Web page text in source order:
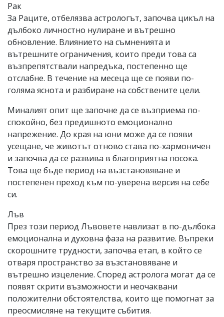
Рак
За Раците, отбелязва астрологът, започва цикъл на
дълбоко личностно нулиране и вътрешно
обновление. Влиянието на съмненията и
вътрешните ограничения, които преди това са
възпрепятствали напредъка, постепенно ще
отслабне. В течение на месеца ще се появи по-
голяма яснота и разбиране на собствените цели.
Миналият опит ще започне да се възприема по-
спокойно, без предишното емоционално
напрежение. До края на юни може да се появи
усещане, че животът отново става по-хармоничен
и започва да се развива в благоприятна посока.
Това ще бъде период на възстановяване и
постепенен преход към по-уверена версия на себе
си.
Лъв
През този период Лъвовете навлизат в по-дълбока
емоционална и духовна фаза на развитие. Въпреки
скорошните трудности, започва етап, в който се
отваря пространство за възстановяване и
вътрешно изцеление. Според астролога могат да се
появят скрити възможности и неочаквани
положителни обстоятелства, които ще помогнат за
преосмисляне на текущите събития.